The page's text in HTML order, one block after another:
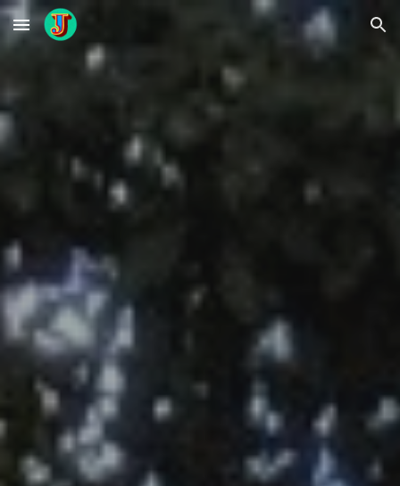
Skip to main content Skip to navigation